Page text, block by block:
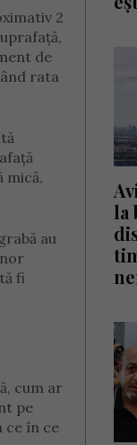
2
de
rata
mică,
au
fi
cum ar
pe
ce în ce
la